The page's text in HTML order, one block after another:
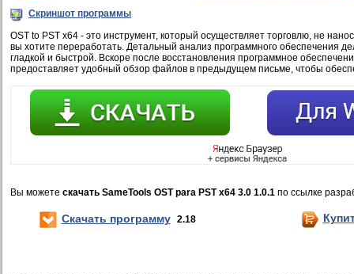
Скриншот программы
OST to PST x64 - это инструмент, который осуществляет торговлю, не
вы хотите переработать. Детальный анализ программного обеспечения
гладкой и быстрой. Вскоре после восстановления программное
предоставляет удобный обзор файлов в предыдущем письме, чтобы
Вы можете скачать SameTools OST para PST x64 3.0 1.0.1 по ссылке
Скачать программу 2.18